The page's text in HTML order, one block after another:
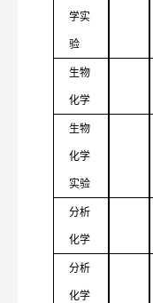
学实
验
生物
化学
生物
化学
实验
分析
化学
分析
化学